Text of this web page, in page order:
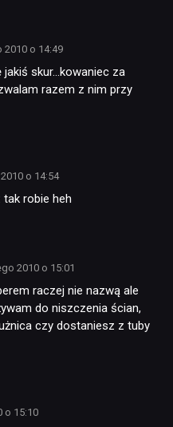
2010 o 14:49
jakiś skur…kowaniec za
razem z nim przy
o 14:54
robie heh
2010 o 15:01
raczej nie nazwą ale
do niszczenia ścian,
czy dostaniesz z tuby
o 15:10